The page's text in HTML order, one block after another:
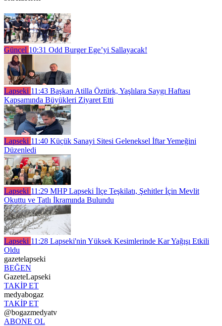
Güncel 10:31 Odd Burger Ege’yi Sallayacak!
Lapseki 11:43 Başkan Atilla Öztürk, Yaşlılara Saygı Haftası
Kapsamında Büyükleri Ziyaret Etti
Lapseki 11:40 Küçük Sanayi Sitesi Geleneksel İftar Yemeğini
Düzenledi
Lapseki 11:29 MHP Lapseki İlçe Teşkilatı, Şehitler İçin Mevlit
Okuttu ve Tatlı İkramında Bulundu
Lapseki 11:28 Lapseki'nin Yüksek Kesimlerinde Kar Yağışı Etkili
Oldu
gazetelapseki
BEĞEN
GazeteLapseki
TAKİP ET
medyabogaz
TAKİP ET
@bogazmedyatv
ABONE OL